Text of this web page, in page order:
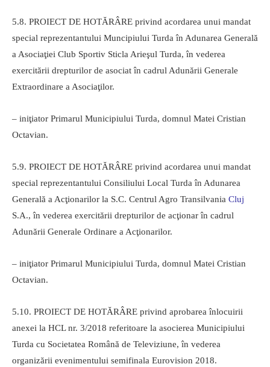
5.8. PROIECT DE HOTĂRÂRE privind acordarea unui mandat
special reprezentantului Muncipiului Turda în Adunarea Generală
a Asociaţiei Club Sportiv Sticla Arieşul Turda, în vederea
exercitării drepturilor de asociat în cadrul Adunării Generale
Extraordinare a Asociaţilor.
– iniţiator Primarul Municipiului Turda, domnul Matei Cristian
Octavian.
5.9. PROIECT DE HOTĂRÂRE privind acordarea unui mandat
special reprezentantului Consiliului Local Turda în Adunarea
Generală a Acţionarilor la S.C. Centrul Agro Transilvania Cluj
S.A., în vederea exercitării drepturilor de acţionar în cadrul
Adunării Generale Ordinare a Acţionarilor.
– iniţiator Primarul Municipiului Turda, domnul Matei Cristian
Octavian.
5.10. PROIECT DE HOTĂRÂRE privind aprobarea înlocuirii
anexei la HCL nr. 3/2018 referitoare la asocierea Municipiului
Turda cu Societatea Română de Televiziune, în vederea
organizării evenimentului semifinala Eurovision 2018.